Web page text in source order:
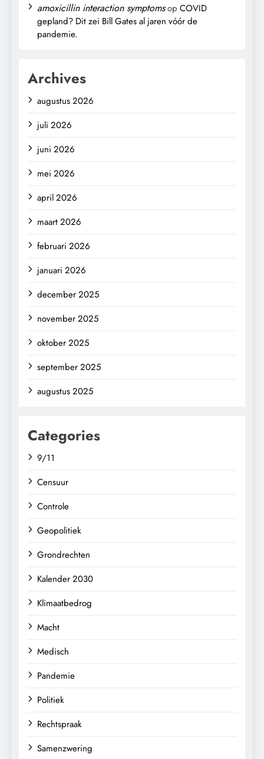
amoxicillin interaction symptomsop COVID
gepland? Dit zei Bill Gates al jaren vóór de
pandemie.
Archives
augustus 2026
juli 2026
juni 2026
mei 2026
april 2026
maart 2026
februari 2026
januari 2026
december 2025
november 2025
oktober 2025
september 2025
augustus 2025
Categories
9/11
Censuur
Controle
Geopolitiek
Grondrechten
Kalender 2030
Klimaatbedrog
Macht
Medisch
Pandemie
Politiek
Rechtspraak
Samenzwering